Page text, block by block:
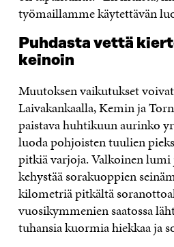
työmaillamme käytettävän
Puhdasta vettä
keinoin
Muutoksen vaikutukset
Laivakankaalla, Kemin ja
paistava huhtikuun aurinko
luoda pohjoisten tuulien
pitkiä varjoja. Valkoinen lumi
kehystää sorakuoppien
kilometriä pitkältä
vuosikymmenien saatossa
tuhansia kuormia hiekkaa ja